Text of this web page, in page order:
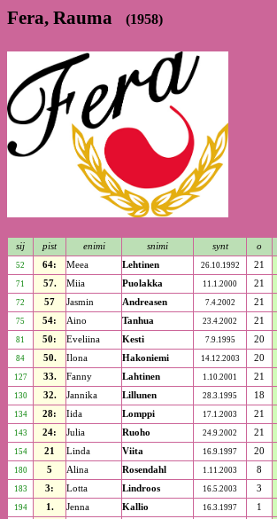
Fera, Rauma (1958)
sij pist enimi snimi synt o
52 64: Meea Lehtinen 26.10.1992 21
71 57. Miia Puolakka 11.1.2000 21
72 57 Jasmin Andreasen 7.4.2002 21
75 54: Aino Tanhua 23.4.2002 21
81 50: Eveliina Kesti 7.9.1995 20
84 50. Ilona Hakoniemi 14.12.2003 20
127 33. Fanny Lahtinen 1.10.2001 21
130 32. Jannika Lillunen 28.3.1995 18
134 28: Iida Lomppi 17.1.2003 21
143 24: Julia Ruoho 24.9.2002 21
154 21 Linda Viita 16.9.1997 20
180 5 Alina Rosendahl 1.11.2003 8
183 3: Lotta Lindroos 16.5.2003 3
194 1. Jenna Kallio 16.3.1997 1